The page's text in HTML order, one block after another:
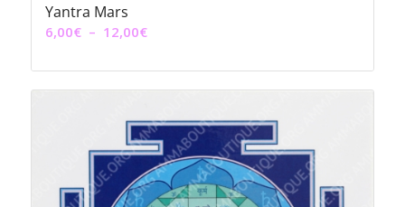
Yantra Mars
6,00€ – 12,00€Plage
prix :
6,00€
à
12,00€